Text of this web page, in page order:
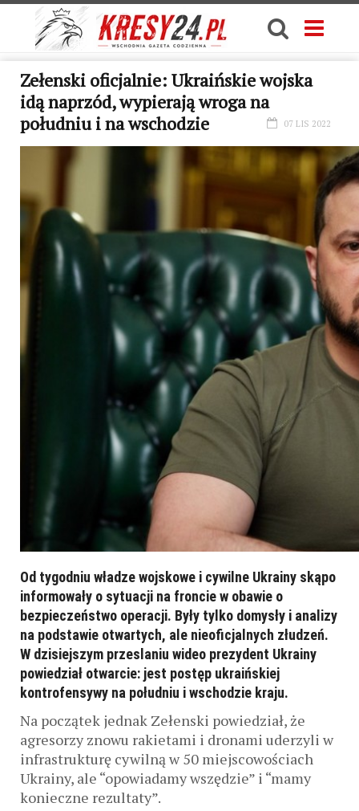
Zełenski oficjalnie: Ukraińskie wojska
idą naprzód, wypierają wroga na
południu i na wschodzie
07 LIS 2022
Od tygodniu władze wojskowe i cywilne Ukrainy skąpo
informowały o sytuacji na froncie w obawie o
bezpieczeństwo operacji. Były tylko domysły i analizy
na podstawie otwartych, ale nieoficjalnych złudzeń.
W dzisiejszym przeslaniu wideo prezydent Ukrainy
powiedział otwarcie: jest postęp ukraińskiej
kontrofensywy na południu i wschodzie kraju.
Na początek jednak Zełenski powiedział, że
agresorzy znowu rakietami i dronami uderzyli w
infrastrukturę cywilną w 50 miejscowościach
Ukrainy, ale “opowiadamy wszędzie” i “mamy
konieczne rezultaty”.